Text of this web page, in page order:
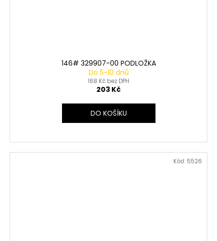
146# 329907-00 PODLOŽKA
Do 5-10 dnů
168 Kč bez DPH
203 Kč
DO KOŠÍKU
Kód: 5526